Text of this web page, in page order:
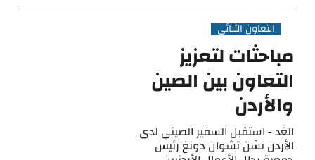
التعاون الثنائي
مباحثات لتعزيز
التعاون بين الصين
والأردن
الغد - استقبل السفير الصيني لدى
الأردن تشن تشوان دونغ رئيس